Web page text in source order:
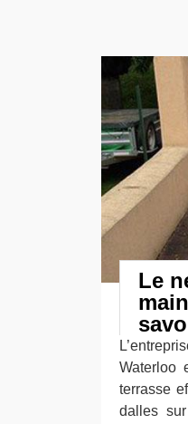
Le
Waterloo
terrasse
dalles